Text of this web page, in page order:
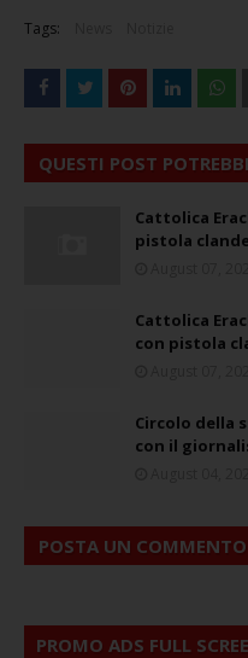
Tags:
QUESTI POST
Cattolica
pistola
Cattolica
con pistola
Circolo della
con il
POSTA UN COMMENTO
PROMO ADS FULL